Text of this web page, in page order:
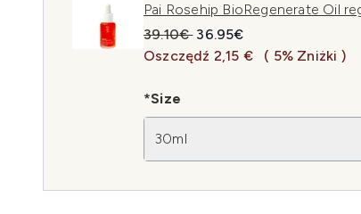
Pai Rosehip BioRegenerate Oil
Sugerowana cena detaliczna:
39.10€ Aktualna cena:
36.95€
Oszczędź 2,15 €
( 5% Zniżki )
*Size
30ml